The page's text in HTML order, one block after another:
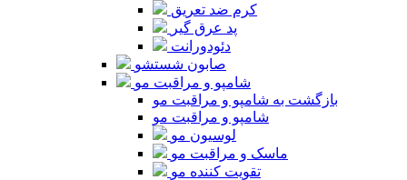
کرم ضد تعریق
پد عرق گیر
دئودورانت
صابون شستشو
شامپو و مراقبت مو
بازگشت به شامپو و مراقبت مو
شامپو و مراقبت مو
لوسیون مو
ماسک و مراقبت مو
تقویت کننده مو